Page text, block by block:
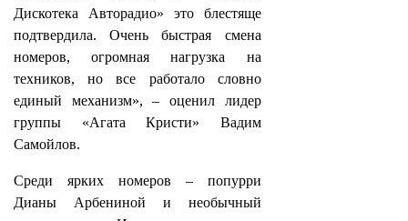
Дискотека Авторадио» это блестяще
подтвердила. Очень быстрая смена
номеров, огромная нагрузка на
техников, но все работало словно
единый механизм», – оценил лидер
группы «Агата Кристи» Вадим
Самойлов.
Среди ярких номеров – попурри
Дианы Арбениной и необычный